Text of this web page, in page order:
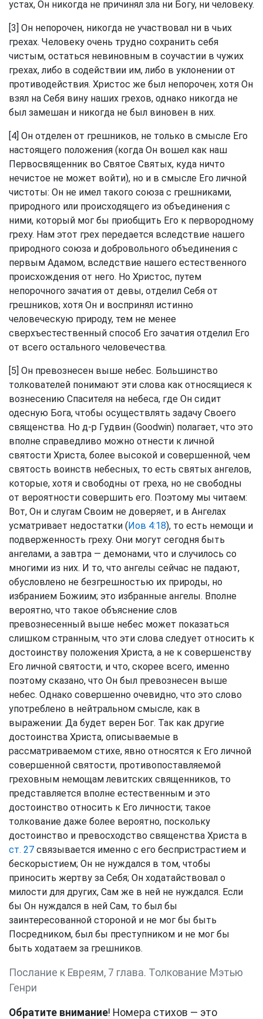
устах, Он никогда не причинял зла ни Богу, ни человеку.
[3] Он непорочен, никогда не участвовал ни в чьих
грехах. Человеку очень трудно сохранить себя
чистым, остаться невиновным в соучастии в чужих
грехах, либо в содействии им, либо в уклонении от
противодействия. Христос же был непорочен; хотя Он
взял на Себя вину наших грехов, однако никогда не
был замешан и никогда не был виновен в них.
[4] Он отделен от грешников, не только в смысле Его
настоящего положения (когда Он вошел как наш
Первосвященник во Святое Святых, куда ничто
нечистое не может войти), но и в смысле Его личной
чистоты: Он не имел такого союза с грешниками,
природного или происходящего из объединения с
ними, который мог бы приобщить Его к первородному
греху. Нам этот грех передается вследствие нашего
природного союза и добровольного объединения с
первым Адамом, вследствие нашего естественного
происхождения от него. Но Христос, путем
непорочного зачатия от девы, отделил Себя от
грешников; хотя Он и воспринял истинно
человеческую природу, тем не менее
сверхъестественный способ Его зачатия отделил Его
от всего остального человечества.
[5] Он превознесен выше небес. Большинство
толкователей понимают эти слова как относящиеся к
вознесению Спасителя на небеса, где Он сидит
одесную Бога, чтобы осуществлять задачу Своего
священства. Но д-р Гудвин (Goodwin) полагает, что это
вполне справедливо можно отнести к личной
святости Христа, более высокой и совершенной, чем
святость воинств небесных, то есть святых ангелов,
которые, хотя и свободны от греха, но не свободны
от вероятности совершить его. Поэтому мы читаем:
Вот, Он и слугам Своим не доверяет, и в Ангелах
усматривает недостатки (Иов 4:18), то есть немощи и
подверженность греху. Они могут сегодня быть
ангелами, а завтра — демонами, что и случилось со
многими из них. И то, что ангелы сейчас не падают,
обусловлено не безгрешностью их природы, но
избранием Божиим; это избранные ангелы. Вполне
вероятно, что такое объяснение слов
превознесенный выше небес может показаться
слишком странным, что эти слова следует относить к
достоинству положения Христа, а не к совершенству
Его личной святости, и что, скорее всего, именно
поэтому сказано, что Он был превознесен выше
небес. Однако совершенно очевидно, что это слово
употреблено в нейтральном смысле, как в
выражении: Да будет верен Бог. Так как другие
достоинства Христа, описываемые в
рассматриваемом стихе, явно относятся к Его личной
совершенной святости, противопоставляемой
греховным немощам левитских священников, то
представляется вполне естественным и это
достоинство относить к Его личности; такое
толкование даже более вероятно, поскольку
достоинство и превосходство священства Христа в
ст. 27 связывается именно с его беспристрастием и
бескорыстием; Он не нуждался в том, чтобы
приносить жертву за Себя; Он ходатайствовал о
милости для других, Сам же в ней не нуждался. Если
бы Он нуждался в ней Сам, то был бы
заинтересованной стороной и не мог бы быть
Посредником, был бы преступником и не мог бы
быть ходатаем за грешников.
Послание к Евреям, 7 глава. Толкование Мэтью
Генри
Обратите внимание! Номера стихов — это